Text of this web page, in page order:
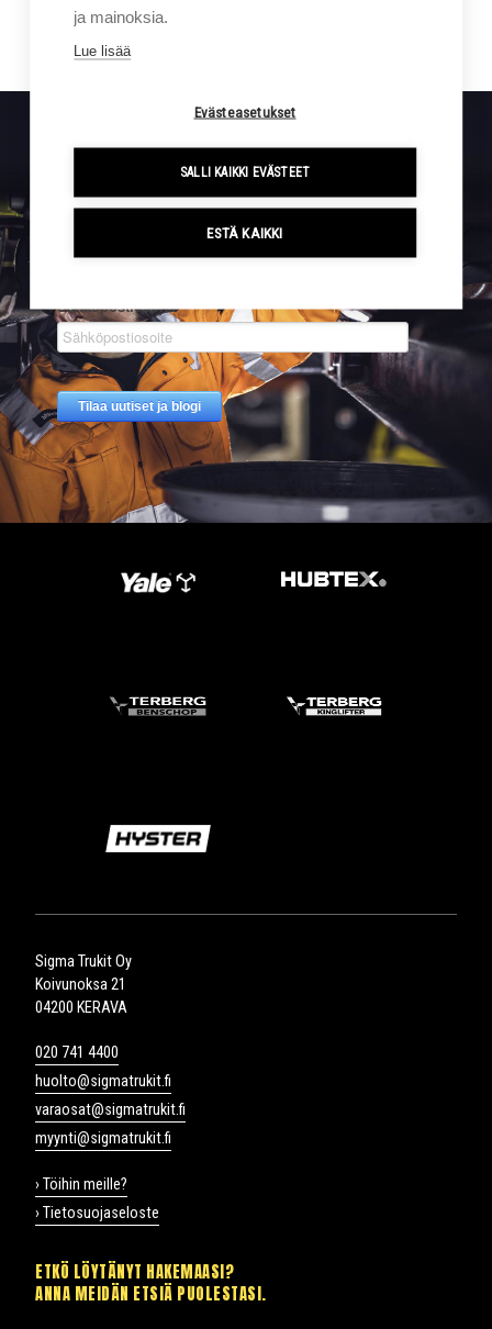
Sigmalla tapahtuu. Tilaa kampanjat ja uutiset suoraan
sähköpostiisi.
Sigma Trukit Oy
Koivunoksa 21
04200 KERAVA
020 741 4400
huolto@sigmatrukit.fi
varaosat@sigmatrukit.fi
myynti@sigmatrukit.fi
› Töihin meille?
› Tietosuojaseloste
ETKÖ LÖYTÄNYT HAKEMAASI?
ANNA MEIDÄN ETSIÄ PUOLESTASI.
ja mainoksia.
Lue lisää
Evästeasetukset
SALLI KAIKKI EVÄSTEET
ESTÄ KAIKKI